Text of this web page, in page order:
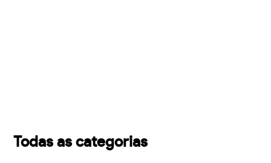
Todas as categorias